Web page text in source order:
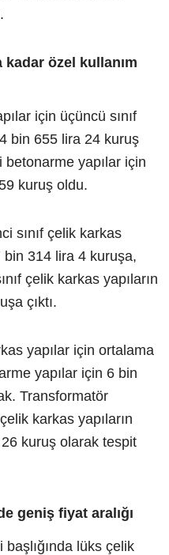
kadar özel kullanım
için üçüncü sınıf
bin 655 lira 24 kuruş
yapılar için
kuruş oldu.
sınıf çelik karkas
bin 314 lira 4 kuruşa,
çelik karkas yapıların
çıktı.
yapılar için ortalama
yapılar için 6 bin
Transformatör
karkas yapıların
kuruş olarak tespit
geniş fiyat aralığı
lüks çelik